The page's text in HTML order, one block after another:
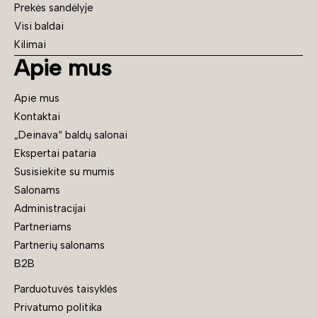
Prekės sandėlyje
Visi baldai
Kilimai
Apie mus
Apie mus
Kontaktai
„Deinava“ baldų salonai
Ekspertai pataria
Susisiekite su mumis
Salonams
Administracijai
Partneriams
Partnerių salonams
B2B
Parduotuvės taisyklės
Privatumo politika